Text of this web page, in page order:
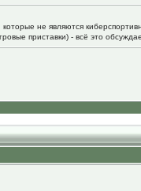
не являются
приставки) - всё это